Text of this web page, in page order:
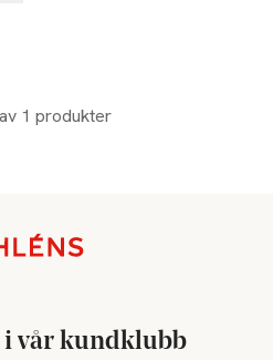
1 produkter
vår kundklubb